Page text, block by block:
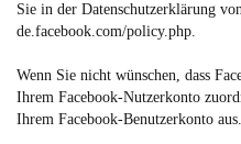
Sie in der Datenschutzerklärung
de.facebook.com/policy.php.
Wenn Sie nicht wünschen, dass
Ihrem Facebook-Nutzerkonto
Ihrem Facebook-Benutzerkonto aus.